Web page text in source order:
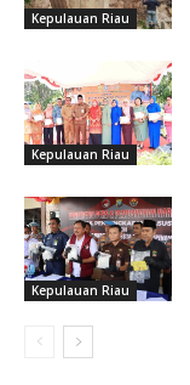
Kepulauan Riau
Kepulauan Riau
Kepulauan Riau